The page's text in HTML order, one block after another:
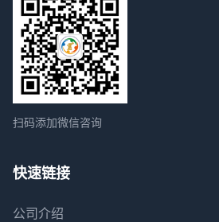
扫码添加微信咨询
快速链接
公司介绍